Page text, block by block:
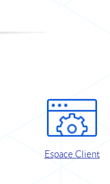
Espace Client